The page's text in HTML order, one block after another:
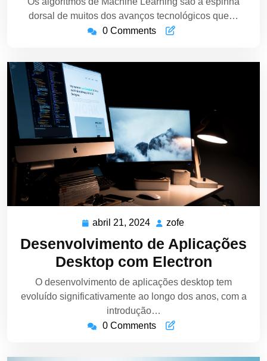
dorsal de muitos dos avanços tecnológicos que…
0 Comments
abril 21, 2024 abril
21,
2024
zofe
Desenvolvimento de Aplicações
Desktop com Electron
O desenvolvimento de aplicações desktop tem
evoluído significativamente ao longo dos anos, com a
introdução…
0 Comments